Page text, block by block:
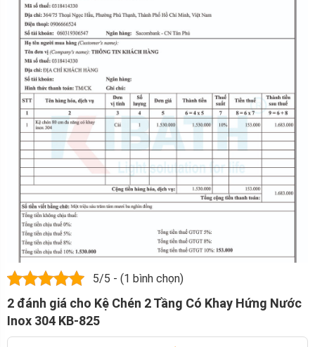
5/5 - (1 bình chọn)
2 đánh giá cho Kệ Chén 2 Tầng Có Khay Hứng Nước
Inox 304 KB-825